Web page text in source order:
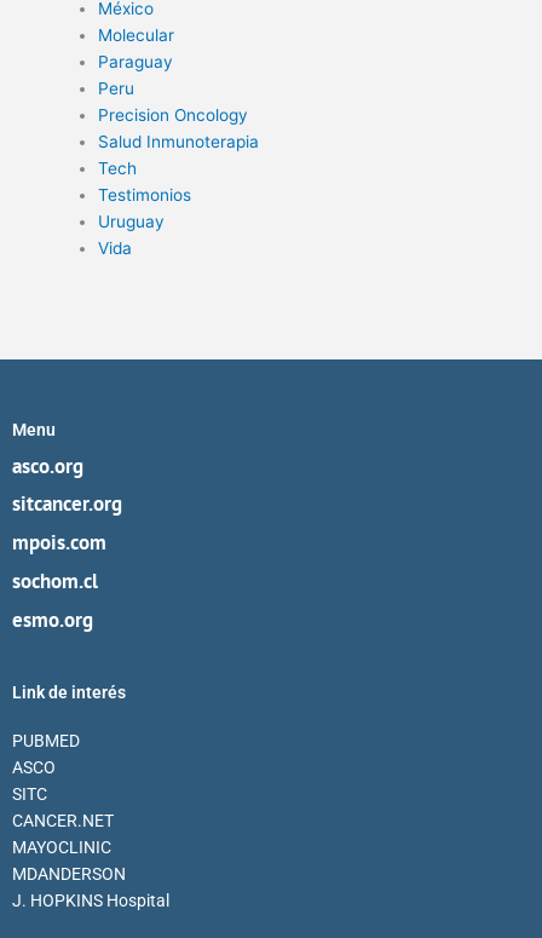
México
Molecular
Paraguay
Peru
Precision Oncology
Salud Inmunoterapia
Tech
Testimonios
Uruguay
Vida
Menu
asco.org
sitcancer.org
mpois.com
sochom.cl
esmo.org
Link de interés
PUBMED
ASCO
SITC
CANCER.NET
MAYOCLINIC
MDANDERSON
J. HOPKINS Hospital